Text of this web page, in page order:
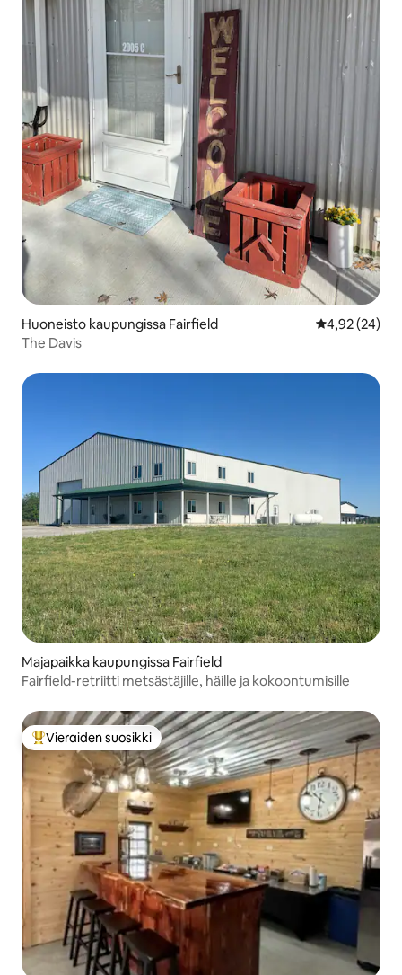
Huoneisto kaupungissa Fairfield
4,92 (24)
The Davis
Majapaikka kaupungissa Fairfield
Fairfield-retriitti metsästäjille, häille ja kokoontumisille
Vieraiden suosikkien parhaimmistoa
Vieraiden suosikki